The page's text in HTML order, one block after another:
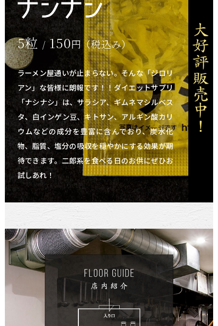
5粒 /150円（税込み）
ラーメン屋通いが止まらない。そんな「ジロリ
アン」な皆様に朗報です！！ ダイエットサプリ
「ナシナシ」は、サラシア、ギムネマシルベス
タ、白インゲン豆、キトサン、アルギン酸カリ
ウムなどの成分を豊富に含んでおり、炭水化
物、脂質、塩分の吸収を穏やかにする効果が期
待できます。二郎系を食べる日のお供にぜひお
試しあれ！